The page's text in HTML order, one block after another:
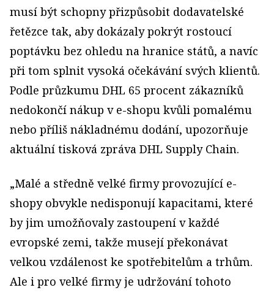
musí být schopny přizpůsobit dodavatelské
řetězce tak, aby dokázaly pokrýt rostoucí
poptávku bez ohledu na hranice států, a navíc
při tom splnit vysoká očekávání svých klientů.
Podle průzkumu DHL 65 procent zákazníků
nedokončí nákup v e-shopu kvůli pomalému
nebo příliš nákladnému dodání, upozorňuje
aktuální tisková zpráva DHL Supply Chain.
„Malé a středně velké firmy provozující e-
shopy obvykle nedisponují kapacitami, které
by jim umožňovaly zastoupení v každé
evropské zemi, takže musejí překonávat
velkou vzdálenost ke spotřebitelům a trhům.
Ale i pro velké firmy je udržování tohoto